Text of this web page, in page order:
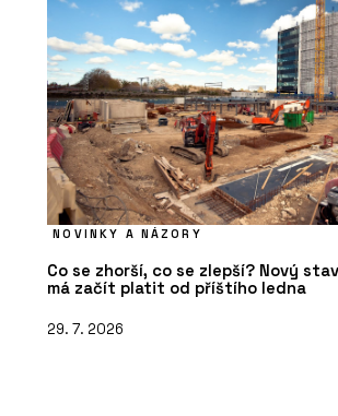
NOVINKY A NÁZORY
Co se zhorší, co se zlepší? Nový
má začít platit od příštího ledna
29. 7. 2026